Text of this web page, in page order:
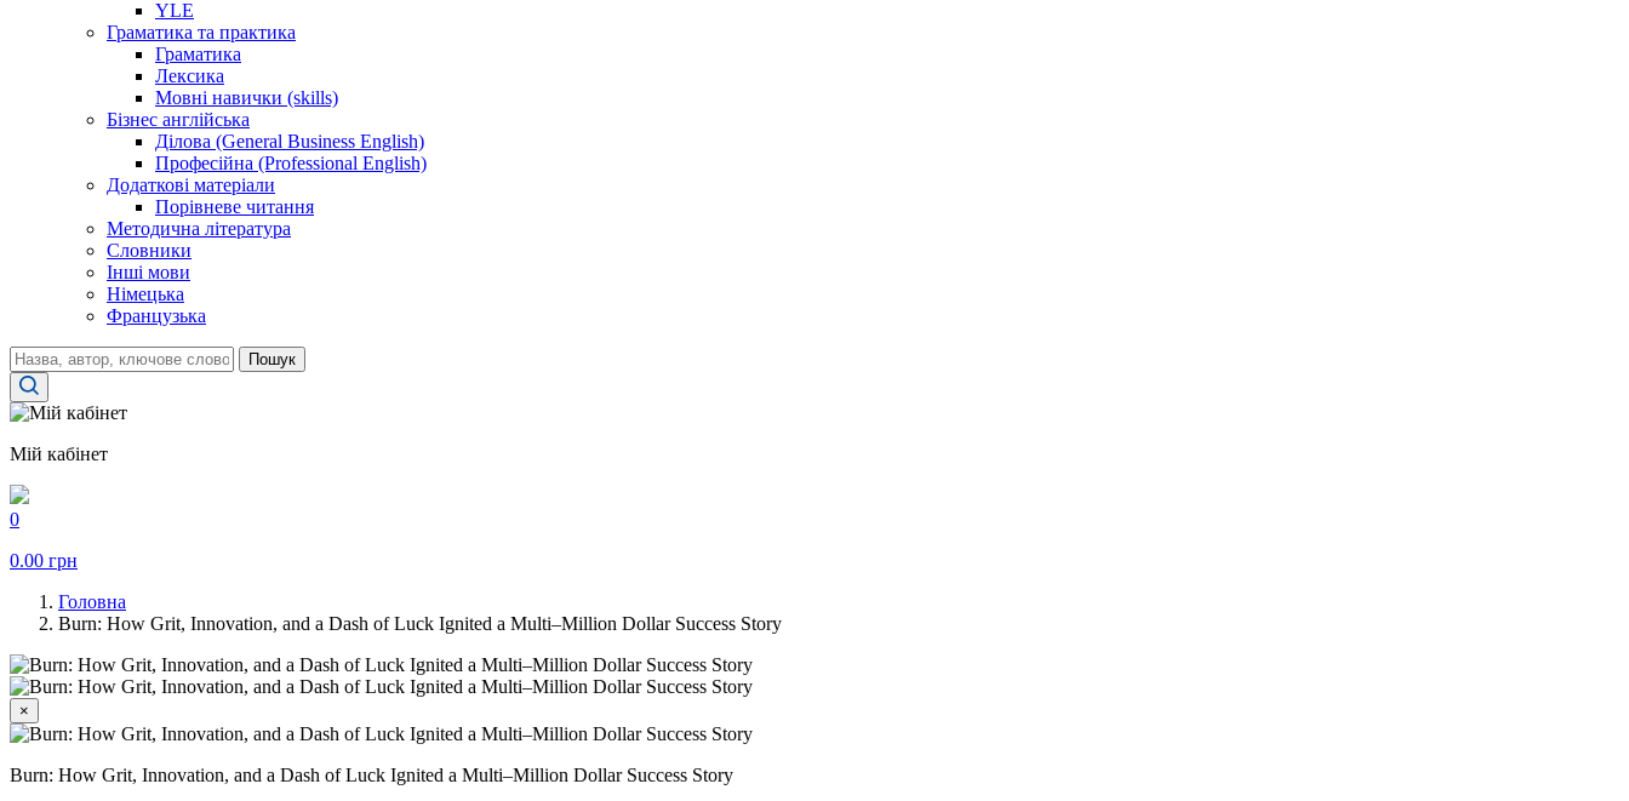
YLE
Граматика та практика
Граматика
Лексика
Мовні навички (skills)
Бізнес англійська
Ділова (General Business English)
Професійна (Professional English)
Додаткові матеріали
Порівневе читання
Методична література
Словники
Інші мови
Німецька
Французька
Пошук
Мій кабінет
0
0.00 грн
Головна
Burn: How Grit, Innovation, and a Dash of Luck Ignited a Multi–Million Dollar Success Story
×
Burn: How Grit, Innovation, and a Dash of Luck Ignited a Multi–Million Dollar Success Story